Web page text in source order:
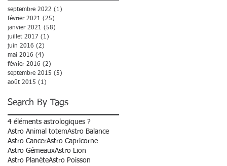
septembre 2022 (1)
février 2021 (25)
janvier 2021 (58)
juillet 2017 (1)
juin 2016 (2)
mai 2016 (4)
février 2016 (2)
septembre 2015 (5)
août 2015 (1)
Search By Tags
4 éléments astrologiques ?
Astro Animal totemAstro Balance
Astro CancerAstro Capricorne
Astro GémeauxAstro Lion
Astro PlanèteAstro Poisson